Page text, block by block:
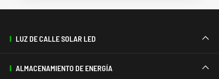
LUZ DE CALLE SOLAR LED 
ALMACENAMIENTO DE ENERGÍA 